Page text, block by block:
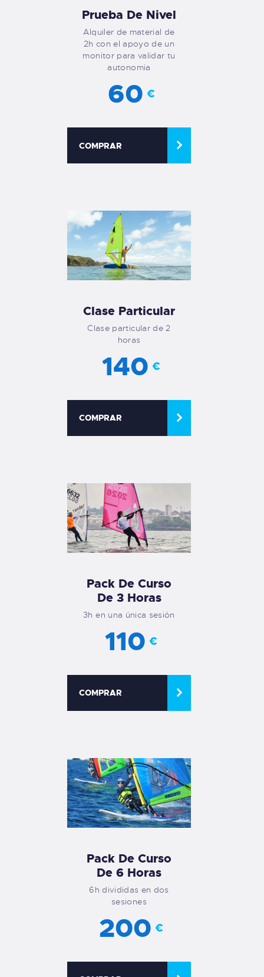
Prueba De Nivel
Alquiler de material de
2h con el apoyo de un
monitor para validar tu
autonomia
60 €
COMPRAR
Clase Particular
Clase particular de 2
horas
140 €
COMPRAR
Pack De Curso
De 3 Horas
3h en una única sesión
110 €
COMPRAR
Pack De Curso
De 6 Horas
6h divididas en dos
sesiones
200 €